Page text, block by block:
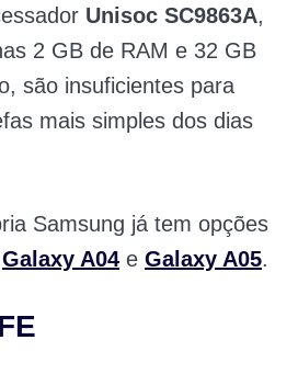
Unisoc SC9863A,
2 GB de RAM e 32 GB
são insuficientes para
mais simples dos dias
Samsung já tem opções
Galaxy A04 e Galaxy A05.